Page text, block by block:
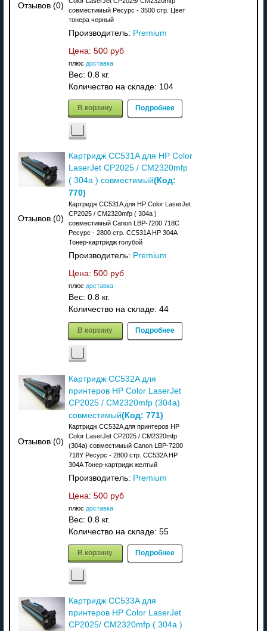
Отзывов (0)
совместимый Ресурс - 3500 стр. Цвет
тонера черный
Производитель: Premium
Цена: 500 руб
плюс доставка
Вес: 0.8 кг.
Количество на складе: 104
В корзину Подробнее
Отзывов (0)
Картридж CC531A для HP Color
LaserJet CP2025 / CM2320mfp
( 304a ) совместимый(Код:
770)
Картридж CC531A для HP Color LaserJet
CP2025 / CM2320mfp ( 304a )
совместимый Canon LBP-7200 718C
Ресурс - 2800 стр. CC531A HP 304A
Тонер-картридж голубой
Производитель: Premium
Цена: 500 руб
плюс доставка
Вес: 0.8 кг.
Количество на складе: 44
В корзину Подробнее
Отзывов (0)
Картридж CC532A для
принтеров HP Color LaserJet
CP2025 / CM2320mfp (304a)
совместимый(Код: 771)
Картридж CC532A для принтеров HP
Color LaserJet CP2025 / CM2320mfp
(304a) совместимый Canon LBP-7200
718Y Ресурс - 2800 стр. CC532A HP
304A Тонер-картридж желтый
Производитель: Premium
Цена: 500 руб
плюс доставка
Вес: 0.8 кг.
Количество на складе: 55
В корзину Подробнее
Картридж CC533A для
принтеров HP Color LaserJet
CP2025/ CM2320mfp ( 304a )